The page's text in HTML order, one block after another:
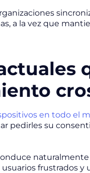
a la vez que
en todo el
pedirles su
naturalmente
frustrados